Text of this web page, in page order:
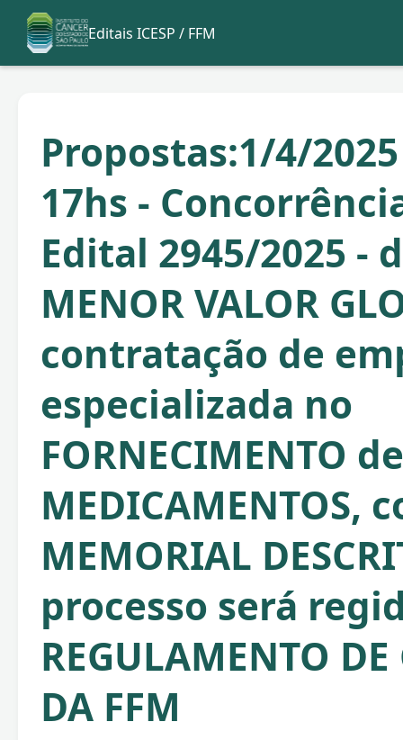
Editais ICESP / FFM
Propostas:1/4/
17hs -
Edital 2945/2025 -
MENOR VALOR
contratação de
especializada no
FORNECIMENTO de
MEDICAMENTOS,
MEMORIAL
processo será
REGULAMENTO DE
DA FFM